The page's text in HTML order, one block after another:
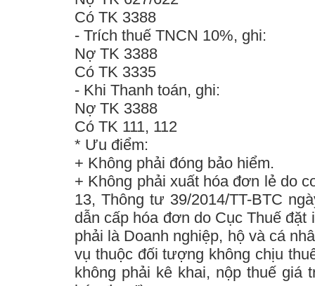
Có TK 3388
- Trích thuế TNCN 10%, ghi:
Nợ TK 3388
Có TK 3335
- Khi Thanh toán, ghi:
Nợ TK 3388
Có TK 111, 112
* Ưu điểm:
+ Không phải đóng bảo hiểm.
+ Không phải xuất hóa đơn lẻ do
13, Thông tư 39/2014/TT-BTC
dẫn cấp hóa đơn do Cục Thuế
phải là Doanh nghiệp, hộ và cá
vụ thuộc đối tượng không chịu
không phải kê khai, nộp thuế